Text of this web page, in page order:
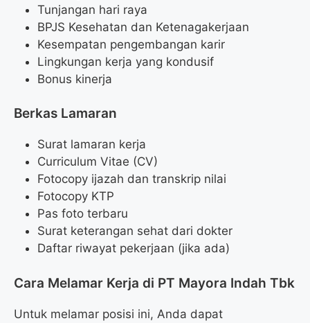
Tunjangan hari raya
BPJS Kesehatan dan Ketenagakerjaan
Kesempatan pengembangan karir
Lingkungan kerja yang kondusif
Bonus kinerja
Berkas Lamaran
Surat lamaran kerja
Curriculum Vitae (CV)
Fotocopy ijazah dan transkrip nilai
Fotocopy KTP
Pas foto terbaru
Surat keterangan sehat dari dokter
Daftar riwayat pekerjaan (jika ada)
Cara Melamar Kerja di PT Mayora Indah Tbk
Untuk melamar posisi ini, Anda dapat